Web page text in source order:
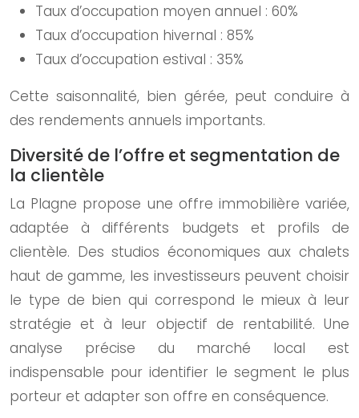
Taux d’occupation moyen annuel : 60%
Taux d’occupation hivernal : 85%
Taux d’occupation estival : 35%
Cette saisonnalité, bien gérée, peut conduire à
des rendements annuels importants.
Diversité de l’offre et segmentation de
la clientèle
La Plagne propose une offre immobilière variée,
adaptée à différents budgets et profils de
clientèle. Des studios économiques aux chalets
haut de gamme, les investisseurs peuvent choisir
le type de bien qui correspond le mieux à leur
stratégie et à leur objectif de rentabilité. Une
analyse précise du marché local est
indispensable pour identifier le segment le plus
porteur et adapter son offre en conséquence.